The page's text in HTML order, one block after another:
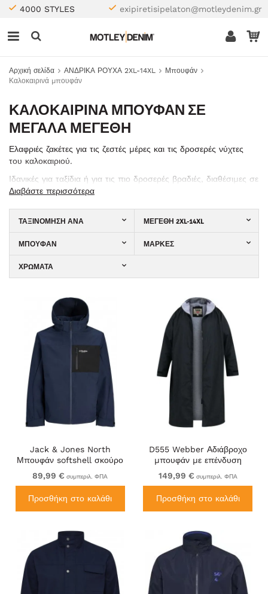
4000 STYLES exipiretisipelaton@motleydenim.gr
Αρχική σελίδα ΑΝΔΡΙΚΑ ΡΟΥΧΑ 2XL-14XL
Μπουφάν
Καλοκαιρινά μπουφάν
ΚΑΛΟΚΑΙΡΙΝΆ ΜΠΟΥΦΆΝ ΣΕ
ΜΕΓΆΛΑ ΜΕΓΈΘΗ
Ελαφριές ζακέτες για τις ζεστές μέρες και τις δροσερές νύχτες
του καλοκαιριού.
Ιδανικές για ταξίδια ή για τις πιο δροσερές βραδιές, διαθέσιμες σε
μεγέθη 2XL έως 8XL.
Διαβάστε περισσότερα
ΤΑΞΙΝΌΜΗΣΗ ΑΝΆ ΜΕΓΈΘΗ 2XL-14XL
ΜΠΟΥΦΆΝ ΜΆΡΚΕΣ
ΧΡΏΜΑΤΑ
Jack & Jones North
Μπουφάν softshell σκούρο
μπλε
89,99 € συμπεριλ. ΦΠΑ
Προσθήκη στο καλάθι
D555 Webber Αδιάβροχο
μπουφάν με επένδυση
sherpa μαύρο
149,99 € συμπεριλ. ΦΠΑ
Προσθήκη στο καλάθι